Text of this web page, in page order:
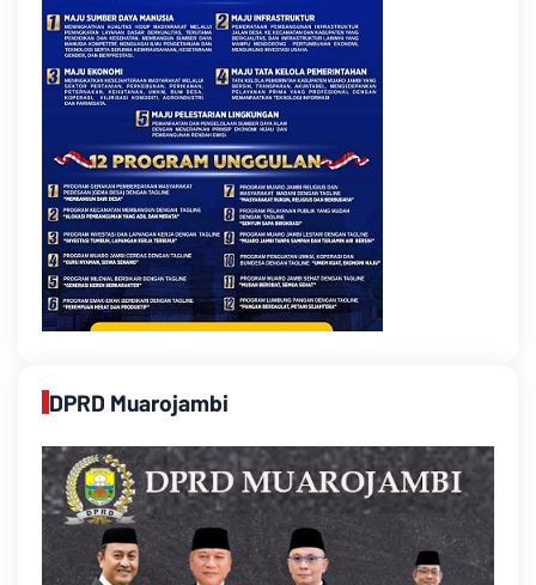
DPRD Muarojambi